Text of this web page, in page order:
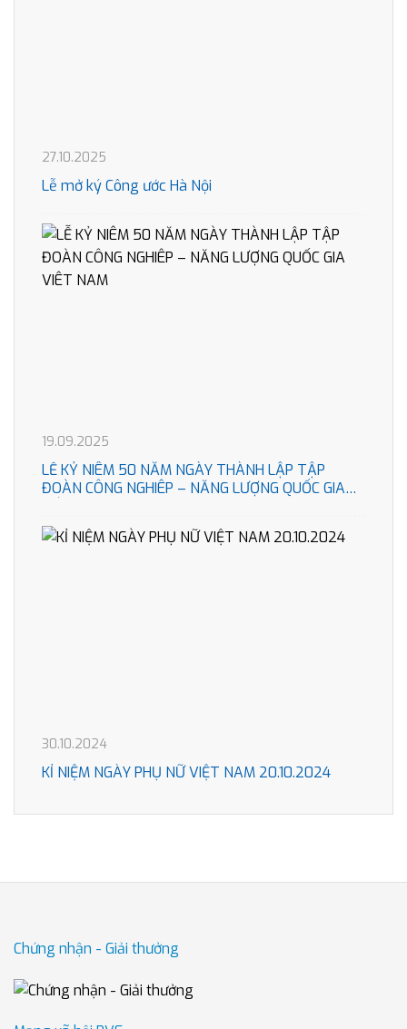
27.10.2025
Lễ mở ký Công ước Hà Nội
19.09.2025
LỄ KỶ NIÊM 50 NĂM NGÀY THÀNH LẬP TẬP
ĐOÀN CÔNG NGHIÊP – NĂNG LƯỢNG QUỐC GIA
30.10.2024
KỈ NIỆM NGÀY PHỤ NỮ VIỆT NAM 20.10.2024
Chứng nhận - Giải thưởng